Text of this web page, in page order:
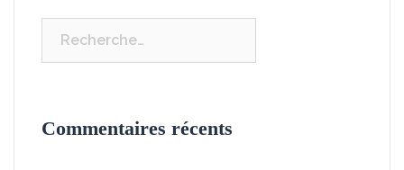
Commentaires récents